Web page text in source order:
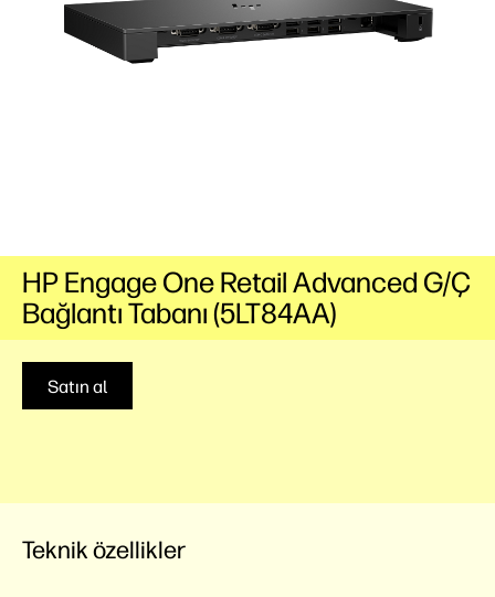
Satın al
HP Engage One Retail Advanced G/Ç
Bağlantı Tabanı (5LT84AA)
Teknik özellikler